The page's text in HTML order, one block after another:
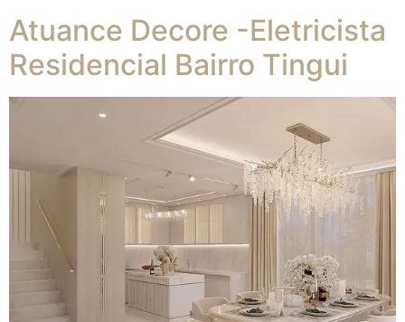
Atuance Decore -Eletricista
Residencial Bairro Tingui